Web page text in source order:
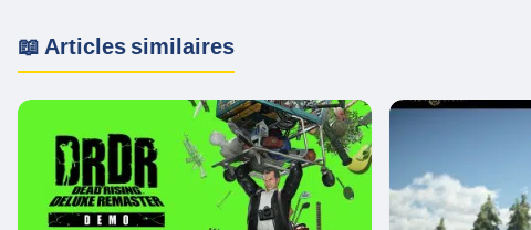
📖 Articles similaires